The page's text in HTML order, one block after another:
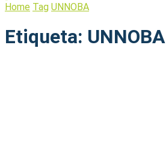
Home Tag UNNOBA
Etiqueta: UNNOBA